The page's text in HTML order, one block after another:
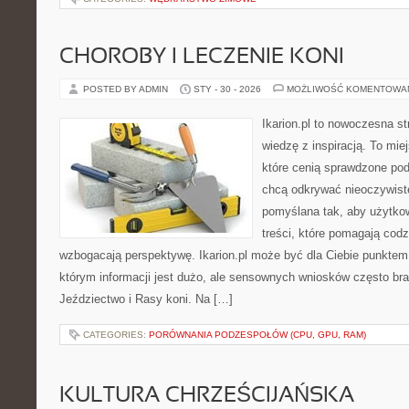
CHOROBY I LECZENIE KONI
POSTED BY ADMIN STY - 30 - 2026 MOŻLIWOŚĆ
Ikarion.pl to nowoczesna
wiedzę z inspiracją. To
które cenią sprawdzone
chcą odkrywać
pomyślana tak, aby
treści, które pomagają
wzbogacają perspektywę. Ikarion.pl może być dla Ciebie
którym informacji jest dużo, ale sensownych wniosków często
Jeździectwo i Rasy koni. Na […]
CATEGORIES: PORÓWNANIA PODZESPOŁÓW (CPU, GPU, RAM)
KULTURA CHRZEŚCIJAŃSKA